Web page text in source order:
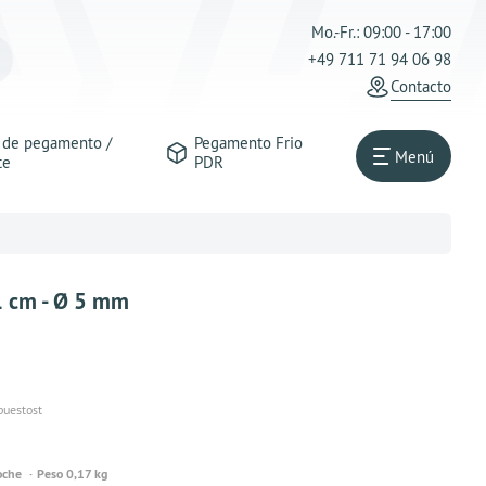
Mo.-Fr.: 09:00 - 17:00
+49 711 71 94 06 98
Contacto
de pegamento /
Pegamento Frio
PDR
Menú
cm - Ø 5 mm
Peso 0,17 kg